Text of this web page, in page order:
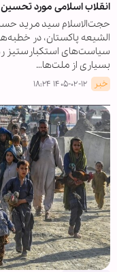
انقلاب اسلامی مورد
حجت‌الاسلام سید مرید
الشیعه پاکستان، در
سیاست‌های استکبارستیز
بسیاری از ملت‌ها…
خبر ۱۴۰۵-۰۲-۱۲ ۱۸:۲۴